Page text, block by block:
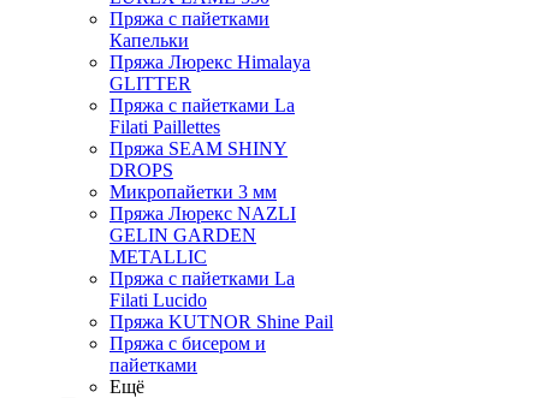
Пряжа с пайетками
Капельки
Пряжа Люрекс Himalaya
GLITTER
Пряжа с пайетками La
Filati Paillettes
Пряжа SEAM SHINY
DROPS
Микропайетки 3 мм
Пряжа Люрекс NAZLI
GELIN GARDEN
METALLIC
Пряжа с пайетками La
Filati Lucido
Пряжа KUTNOR Shine Pail
Пряжа с бисером и
пайетками
Ещё